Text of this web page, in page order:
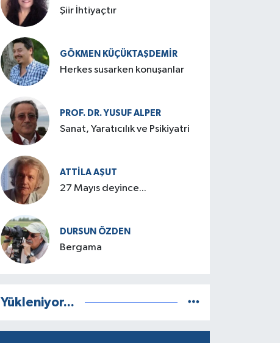
Şiir İhtiyaçtır
GÖKMEN KÜÇÜKTAŞDEMIR
Herkes susarken konuşanlar
PROF. DR. YUSUF ALPER
Sanat, Yaratıcılık ve Psikiyatri
ATTILA AŞUT
27 Mayıs deyince...
DURSUN ÖZDEN
Bergama
Yükleniyor...